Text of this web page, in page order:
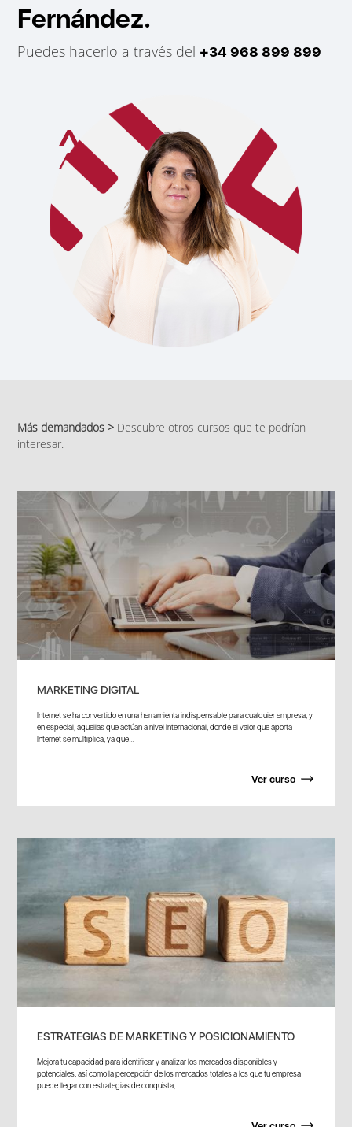
Fernández.
Puedes hacerlo a través del +34 968 899 899
Más demandados > Descubre otros cursos que te podrían
interesar.
MARKETING DIGITAL
Internet se ha convertido en una herramienta indispensable para cualquier empresa, y
en especial, aquellas que actúan a nivel internacional, donde el valor que aporta
Internet se multiplica, ya que...
Ver curso
ESTRATEGIAS DE MARKETING Y POSICIONAMIENTO
Mejora tu capacidad para identificar y analizar los mercados disponibles y
potenciales, así como la percepción de los mercados totales a los que tu empresa
puede llegar con estrategias de conquista,...